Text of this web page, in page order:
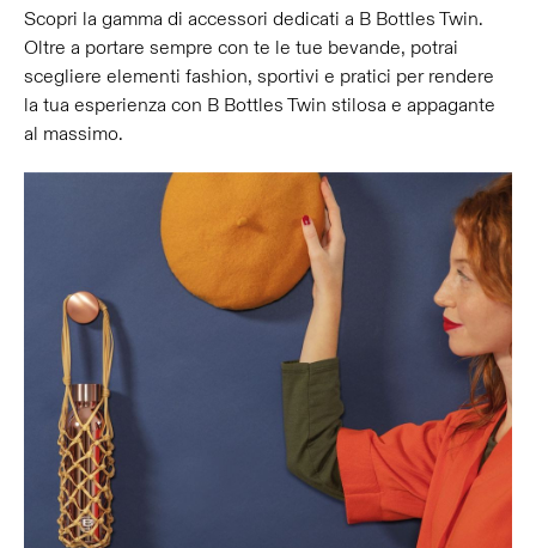
Scopri la gamma di accessori dedicati a B Bottles Twin.
Oltre a portare sempre con te le tue bevande, potrai
scegliere elementi fashion, sportivi e pratici per rendere
la tua esperienza con B Bottles Twin stilosa e appagante
al massimo.